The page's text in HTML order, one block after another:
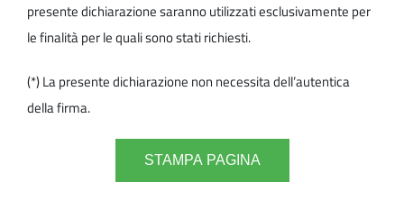
presente dichiarazione saranno utilizzati esclusivamente per
le finalità per le quali sono stati richiesti.
(*) La presente dichiarazione non necessita dell’autentica
della firma.
STAMPA PAGINA